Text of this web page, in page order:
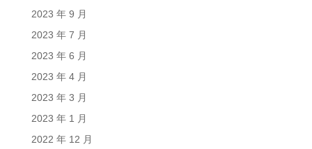
2023 年 9 月
2023 年 7 月
2023 年 6 月
2023 年 4 月
2023 年 3 月
2023 年 1 月
2022 年 12 月